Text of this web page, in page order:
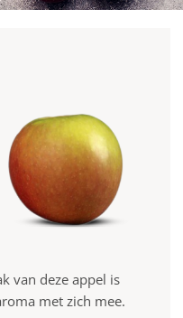
van deze appel is
met zich mee.